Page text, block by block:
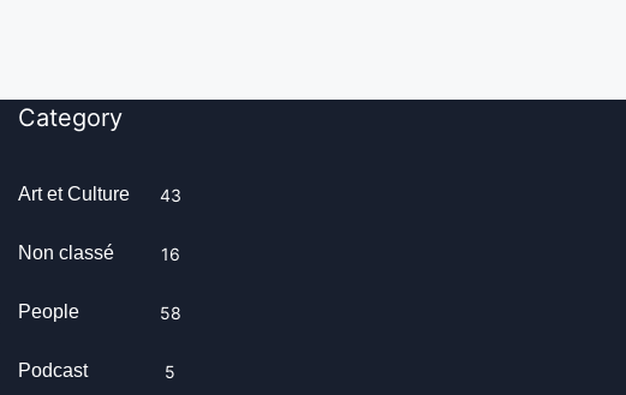
Category
Art et Culture 43
Non classé 16
People 58
Podcast 5